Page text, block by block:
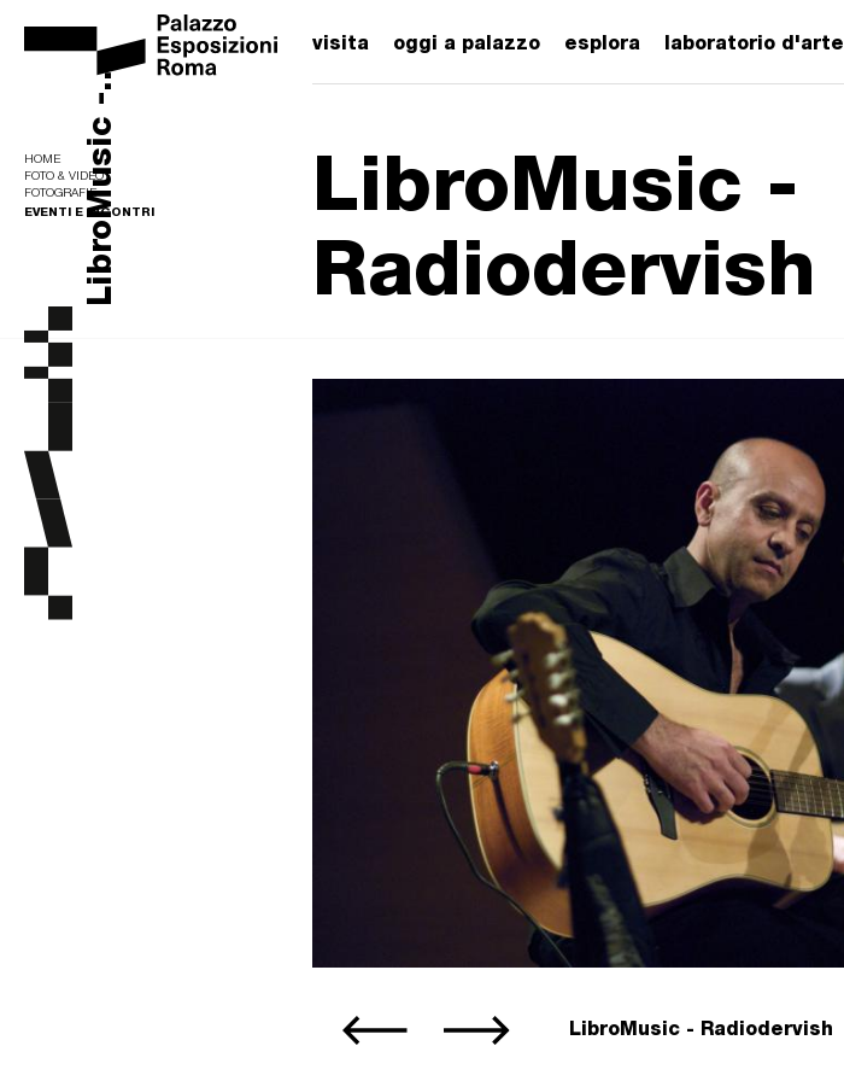
visita oggi a palazzo esplora laboratorio d'arte
HOME
FOTO & VIDEO
FOTOGRAFIE
EVENTI E INCONTRI
LibroMusic -...
LibroMusic -
Radiodervish
LibroMusic - Radiodervish